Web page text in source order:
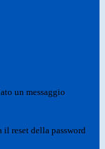
un messaggio
il reset della password